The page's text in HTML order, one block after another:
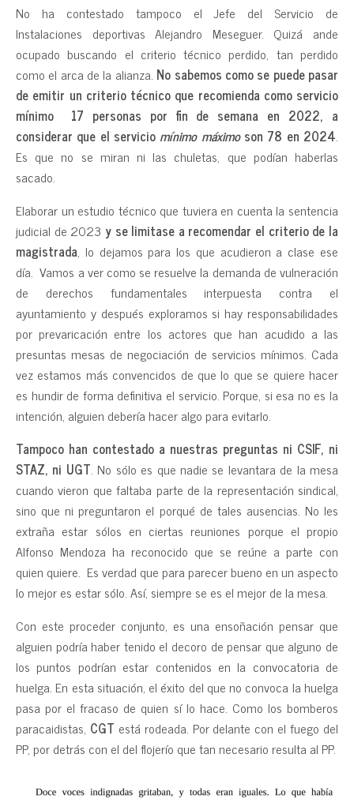
No ha contestado tampoco el Jefe del Servicio de
Instalaciones deportivas Alejandro Meseguer. Quizá ande
ocupado buscando el criterio técnico perdido, tan perdido
como el arca de la alianza. No sabemos como se puede pasar
de emitir un criterio técnico que recomienda como servicio
mínimo 17 personas por fin de semana en 2022, a
considerar que el servicio mínimo máximoson 78 en 2024.
Es que no se miran ni las chuletas, que podían haberlas
sacado.
Elaborar un estudio técnico que tuviera en cuenta la sentencia
judicial de 2023 y se limitase a recomendar el criterio de la
magistrada, lo dejamos para los que acudieron a clase ese
día. Vamos a ver como se resuelve la demanda de vulneración
de derechos fundamentales interpuesta contra el
ayuntamiento y después exploramos si hay responsabilidades
por prevaricación entre los actores que han acudido a las
presuntas mesas de negociación de servicios mínimos. Cada
vez estamos más convencidos de que lo que se quiere hacer
es hundir de forma definitiva el servicio. Porque, si esa no es la
intención, alguien debería hacer algo para evitarlo.
Tampoco han contestado a nuestras preguntas ni CSIF, ni
STAZ, ni UGT. No sólo es que nadie se levantara de la mesa
cuando vieron que faltaba parte de la representación sindical,
sino que ni preguntaron el porqué de tales ausencias. No les
extraña estar sólos en ciertas reuniones porque el propio
Alfonso Mendoza ha reconocido que se reúne a parte con
quien quiere. Es verdad que para parecer bueno en un aspecto
lo mejor es estar sólo. Así, siempre se es el mejor de la mesa.
Con este proceder conjunto, es una ensoñación pensar que
alguien podría haber tenido el decoro de pensar que alguno de
los puntos podrían estar contenidos en la convocatoria de
huelga. En esta situación, el éxito del que no convoca la huelga
pasa por el fracaso de quien sí lo hace. Como los bomberos
paracaidistas, CGT está rodeada. Por delante con el fuego del
PP, por detrás con el del flojerío que tan necesario resulta al PP.